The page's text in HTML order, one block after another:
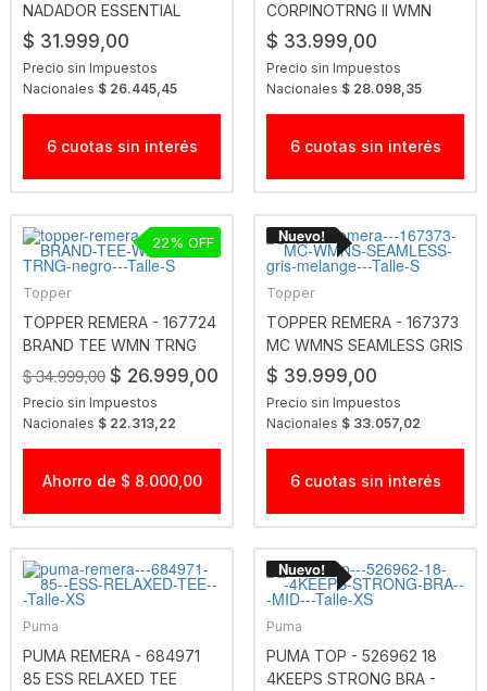
NADADOR ESSENTIAL
$ 31.999,00
Precio sin Impuestos
Nacionales $ 26.445,45
6 cuotas sin interés
CORPINOTRNG II WMN
ROSA
$ 33.999,00
Precio sin Impuestos
Nacionales $ 28.098,35
6 cuotas sin interés
Topper
TOPPER REMERA - 167724
BRAND TEE WMN TRNG
NEGRO
$ 34.999,00 $ 26.999,00
Precio sin Impuestos
Nacionales $ 22.313,22
22
Ahorro de $ 8.000,00
Topper
TOPPER REMERA - 167373
MC WMNS SEAMLESS GRIS
MELANGE
$ 39.999,00
Precio sin Impuestos
Nacionales $ 33.057,02
6 cuotas sin interés
Puma
PUMA REMERA - 684971
85 ESS RELAXED TEE
Puma
PUMA TOP - 526962 18
4KEEPS STRONG BRA -